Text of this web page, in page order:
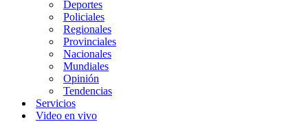
Deportes
Policiales
Regionales
Provinciales
Nacionales
Mundiales
Opinión
Tendencias
Servicios
Video en vivo